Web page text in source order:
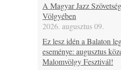
A Magyar Jazz
Völgyében
2026. augusztus 09.
Ez lesz idén a Balaton
eseménye: augusztus
Malomvölgy Fesztivál!